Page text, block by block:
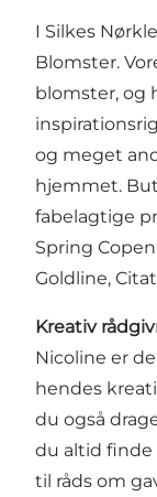
I Silkes
Blomster.
blomster, og
og meget
hjemmet.
fabelagtige
Spring
Goldline,
Kreativ
Nicoline er
hendes
du også
du altid finde
til råds om